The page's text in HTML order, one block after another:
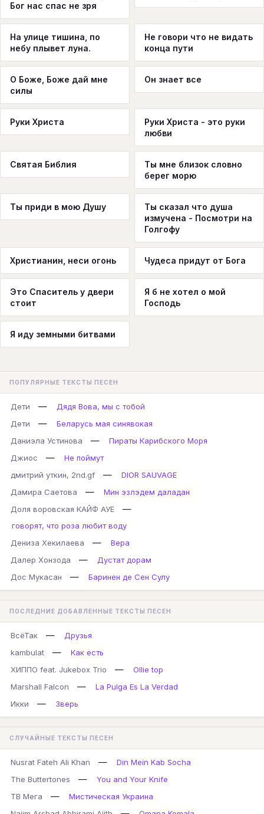
Бог нас спас не зря
На улице тишина, по
небу плывет луна.
Не говори что не видать
конца пути
О Боже, Боже дай мне
силы
Он знает все
Руки Христа
Руки Христа - это руки
любви
Святая Библия
Ты мне близок словно
берег морю
Ты приди в мою Душу
Ты сказал что душа
измучена - Посмотри на
Голгофу
Христианин, неси огонь Чудеса придут от Бога
Это Спаситель у двери
стоит
Я б не хотел о мой
Господь
Я иду земными битвами
ПОПУЛЯРНЫЕ ТЕКСТЫ ПЕСЕН
Дети —
Дядя Вова, мы с тобой
Дети
—
Беларусь мая синявокая
Даниэла Устинова
—
Пираты Карибского Моря
Джиос
—
Не поймут
дмитрий уткин, 2nd.gf
—
DIOR SAUVAGE
Дамира Саетова
—
Мин эзлэдем даладан
Доля воровская КАЙФ АУЕ
—
говорят, что роза любит воду
Дениза Хекилаева
—
Вера
Далер Хонзода
—
Дустат дорам
Дос Мукасан
— Баринен де Сен Сулу
ПОСЛЕДНИЕ ДОБАВЛЕННЫЕ ТЕКСТЫ ПЕСЕН
ВсёТак —
Друзья
kambulat
—
Как есть
ХИППО feat. Jukebox Trio
—
Ollie top
Marshall Falcon
—
La Pulga Es La Verdad
Икки
— Зверь
СЛУЧАЙНЫЕ ТЕКСТЫ ПЕСЕН
Nusrat Fateh Ali Khan —
Din Mein Kab Socha
The Buttertones
—
You and Your Knife
ТВ Мега
—
Мистическая Украина